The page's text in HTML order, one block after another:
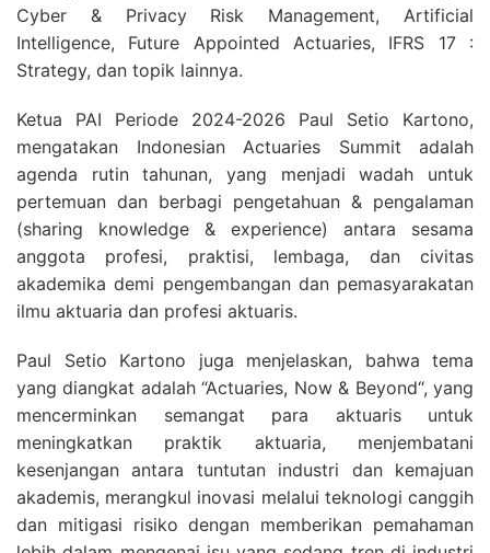
Cyber & Privacy Risk Management, Artificial
Intelligence, Future Appointed Actuaries, IFRS 17 :
Strategy, dan topik lainnya.
Ketua PAI Periode 2024-2026 Paul Setio Kartono,
mengatakan Indonesian Actuaries Summit adalah
agenda rutin tahunan, yang menjadi wadah untuk
pertemuan dan berbagi pengetahuan & pengalaman
(sharing knowledge & experience) antara sesama
anggota profesi, praktisi, lembaga, dan civitas
akademika demi pengembangan dan pemasyarakatan
ilmu aktuaria dan profesi aktuaris.
Paul Setio Kartono juga menjelaskan, bahwa tema
yang diangkat adalah “Actuaries, Now & Beyond“, yang
mencerminkan semangat para aktuaris untuk
meningkatkan praktik aktuaria, menjembatani
kesenjangan antara tuntutan industri dan kemajuan
akademis, merangkul inovasi melalui teknologi canggih
dan mitigasi risiko dengan memberikan pemahaman